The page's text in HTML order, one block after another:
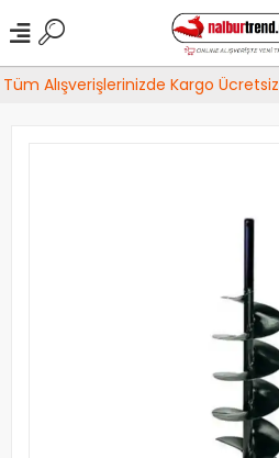
Alışverişlerinizde Kargo Ücretsiz!